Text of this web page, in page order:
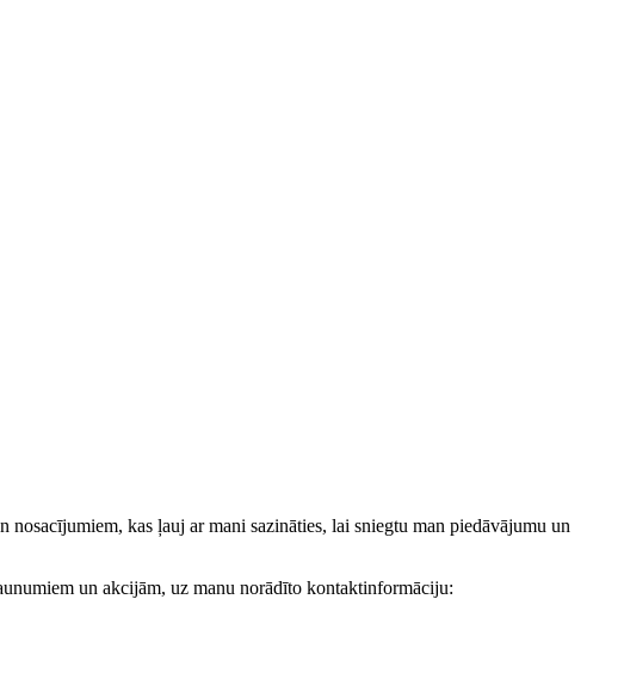
nosacījumiem, kas ļauj ar mani sazināties, lai sniegtu man piedāvājumu un
un akcijām, uz manu norādīto kontaktinformāciju: